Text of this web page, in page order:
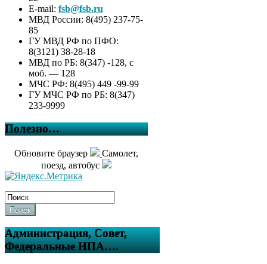
E-mail: fsb@fsb.ru
МВД России: 8(495) 237-75-
85
ГУ МВД РФ по ПФО:
8(3121) 38-28-18
МВД по РБ: 8(347) -128, с
моб. — 128
МЧС РФ: 8(495) 449 -99-99
ГУ МЧС РФ по РБ: 8(347)
233-9999
Полезно…
Обновите браузер
Самолет,
поезд, автобус
Поиск
Администрация, Совет,
Федеральные НПА….